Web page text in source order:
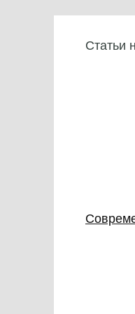
Статьи